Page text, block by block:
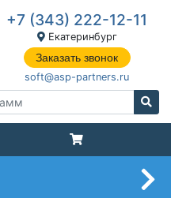
+7 (343) 222-12-11
Екатеринбург
Заказать звонок
soft@asp-partners.ru